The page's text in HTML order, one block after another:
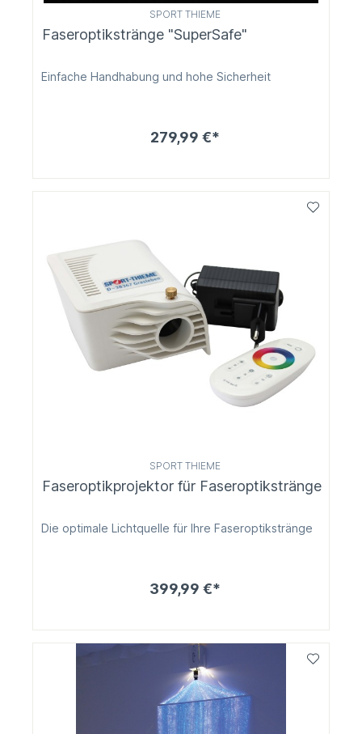
SPORT THIEME
Faseroptikstränge "SuperSafe"
Einfache Handhabung und hohe Sicherheit
279,99 €*
SPORT THIEME
Faseroptikprojektor für Faseroptikstränge
Die optimale Lichtquelle für Ihre Faseroptikstränge
399,99 €*